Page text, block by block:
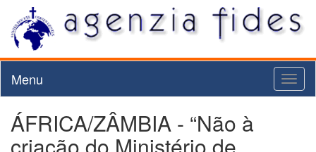
Menu
ÁFRICA/ZÂMBIA - “Não à
criação do Ministério de